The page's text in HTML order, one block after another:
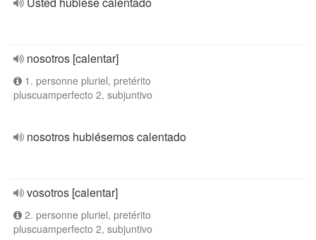
nosotros [calentar]
1. personne pluriel, pretérito
pluscuamperfecto 2, subjuntivo
nosotros hubiésemos calentado
vosotros [calentar]
2. personne pluriel, pretérito
pluscuamperfecto 2, subjuntivo